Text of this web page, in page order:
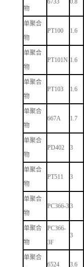
物
6733 0.8
单聚合
物
PT100 1.6
单聚合
物
PT101N 1.6
单聚合
物
PT103 1.6
单聚合
物
667A 1.7
单聚合
物
PD402 3
单聚合
物
PT511 3
单聚合
物
PC366-33
单聚合
物
PC366-
3F
3
单聚合
6524 3.6